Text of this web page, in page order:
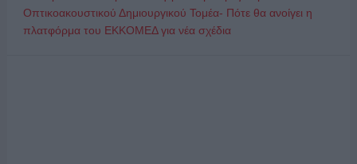
Οπτικοακουστικού Δημιουργικού Τομέα- Πότε θα ανοίγει η
πλατφόρμα του ΕΚΚΟΜΕΔ για νέα σχέδια